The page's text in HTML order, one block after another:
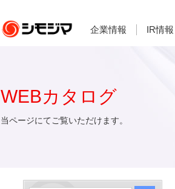
企業情報
IR情報
WEBカタログ
当ページにてご覧いただけます。